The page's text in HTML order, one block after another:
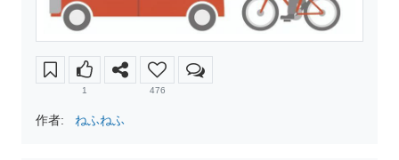
1 476
作者: ねふねふ